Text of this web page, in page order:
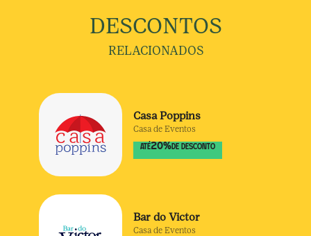
DESCONTOS
RELACIONADOS
Casa Poppins
Casa de Eventos
ATÉ20% DE DESCONTO
Bar do Victor
Casa de Eventos